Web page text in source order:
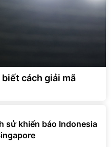
cách giải mã
sử khiến báo Indonesia